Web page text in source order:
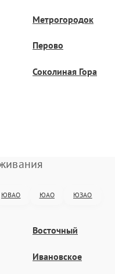
Метрогородок
Перово
Соколиная Гора
ЮВАО ЮАО ЮЗАО
Восточный
Ивановское